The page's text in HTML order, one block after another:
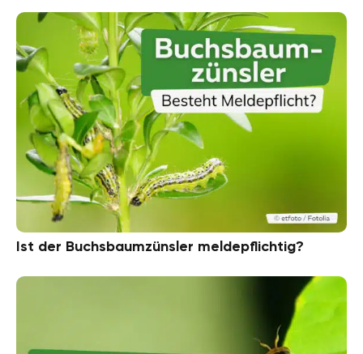
Ist der Buchsbaumzünsler meldepflichtig?